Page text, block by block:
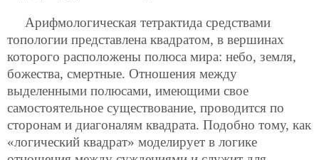
Арифмологическая тетрактида средствами
топологии представлена квадратом, в вершинах
которого расположены полюса мира: небо, земля,
божества, смертные. Отношения между
выделенными полюсами, имеющими свое
самостоятельное существование, проводится по
сторонам и диагоналям квадрата. Подобно тому, как
«логический квадрат» моделирует в логике